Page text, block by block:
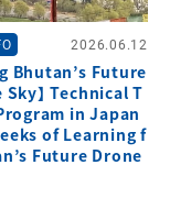
2026.06.12
Bhutan’s Future
】 Technical T
in Japan
of Learning f
Future Drone